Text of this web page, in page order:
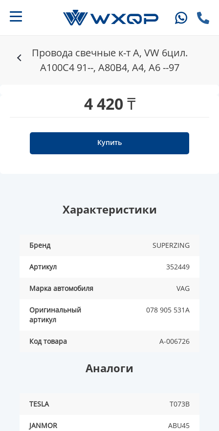
Провода свечные к-т A, VW 6цил.
A100C4 91--, A80B4, A4, A6 --97
4 420 ₸
Купить
Характеристики
Бренд SUPERZING
Артикул 352449
Марка автомобиля VAG
Оригинальный
артикул
078 905 531A
Код товара A-006726
Аналоги
TESLA T073B
JANMOR ABU45